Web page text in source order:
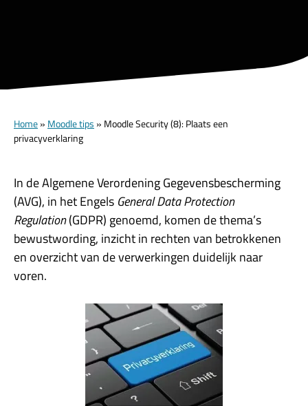
Home» Moodle tips » Moodle Security (8): Plaats een
privacyverklaring
In de Algemene Verordening Gegevensbescherming
(AVG), in het Engels General Data Protection
Regulation(GDPR) genoemd, komen de thema’s
bewustwording, inzicht in rechten van betrokkenen
en overzicht van de verwerkingen duidelijk naar
voren.